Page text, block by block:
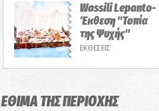
Wassili Lepanto-
Έκθεση "Τοπία
της Ψυχής"
ΕΚΘΕΣΕΙΣ
ΕΘΙΜΑ ΤΗΣ ΠΕΡΙΟΧΗΣ